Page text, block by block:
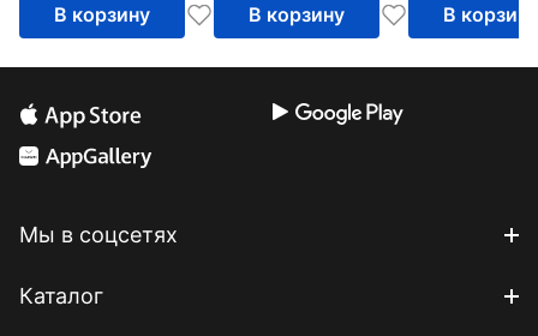
В корзину В корзину В корзину
Мы в соцсетях
Каталог